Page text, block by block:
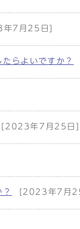
7月25日]
らよいですか？
[2023年7月25日]
[2023年7月